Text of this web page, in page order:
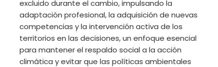
excluido durante el cambio, impulsando la
adaptación profesional, la adquisición de nuevas
competencias y la intervención activa de los
territorios en las decisiones, un enfoque esencial
para mantener el respaldo social a la acción
climática y evitar que las políticas ambientales